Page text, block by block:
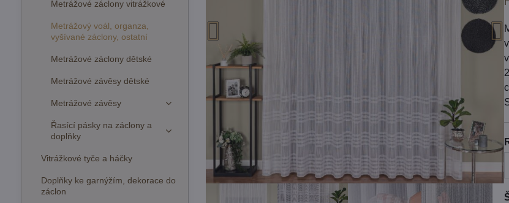
Metrážové záclony vitrážkové
Metrážový voál, organza,
vyšívané záclony, ostatní
Metrážové záclony dětské
Metrážové závěsy dětské
Metrážové závěsy
Řasící pásky na záclony a
doplňky
Vitrážkové tyče a háčky
Doplňky ke garnýžím, dekorace do
záclon